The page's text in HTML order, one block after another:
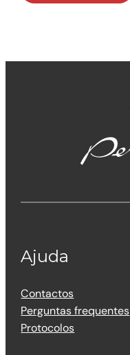
Ajuda
Contactos
Perguntas frequentes
Protocolos